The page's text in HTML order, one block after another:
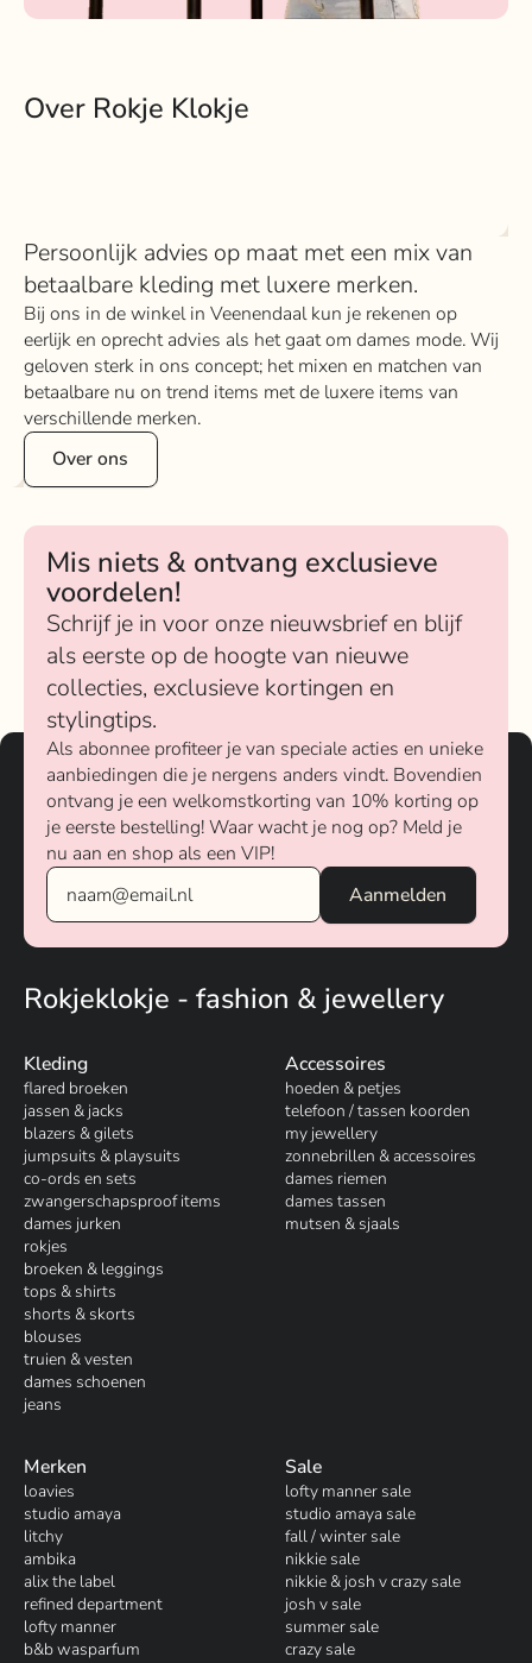
Over Rokje Klokje
Persoonlijk advies op maat met een mix van
betaalbare kleding met luxere merken.
Bij ons in de winkel in Veenendaal kun je rekenen op
eerlijk en oprecht advies als het gaat om dames mode. Wij
geloven sterk in ons concept; het mixen en matchen van
betaalbare nu on trend items met de luxere items van
verschillende merken.
Over ons
Mis niets & ontvang exclusieve
voordelen!
Schrijf je in voor onze nieuwsbrief en blijf
als eerste op de hoogte van nieuwe
collecties, exclusieve kortingen en
stylingtips.
Als abonnee profiteer je van speciale acties en unieke
aanbiedingen die je nergens anders vindt. Bovendien
ontvang je een welkomstkorting van 10% korting op
je eerste bestelling! Waar wacht je nog op? Meld je
nu aan en shop als een VIP!
Rokjeklokje - fashion & jewellery
Kleding
flared broeken
jassen & jacks
blazers & gilets
jumpsuits & playsuits
co-ords en sets
zwangerschapsproof items
dames jurken
rokjes
broeken & leggings
tops & shirts
shorts & skorts
blouses
truien & vesten
dames schoenen
jeans
Accessoires
hoeden & petjes
telefoon / tassen koorden
my jewellery
zonnebrillen & accessoires
dames riemen
dames tassen
mutsen & sjaals
Merken
loavies
studio amaya
litchy
ambika
alix the label
refined department
lofty manner
b&b wasparfum
Sale
lofty manner sale
studio amaya sale
fall / winter sale
nikkie sale
nikkie & josh v crazy sale
josh v sale
summer sale
crazy sale